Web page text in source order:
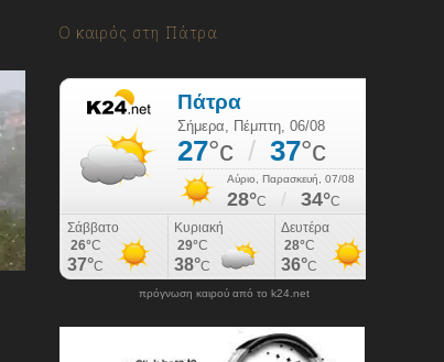
Ο καιρός στη Πάτρα
πρόγνωση καιρού από το k24.net